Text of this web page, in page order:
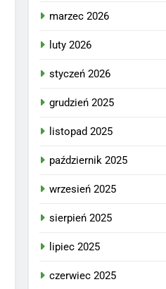
marzec 2026
luty 2026
styczeń 2026
grudzień 2025
listopad 2025
październik 2025
wrzesień 2025
sierpień 2025
lipiec 2025
czerwiec 2025